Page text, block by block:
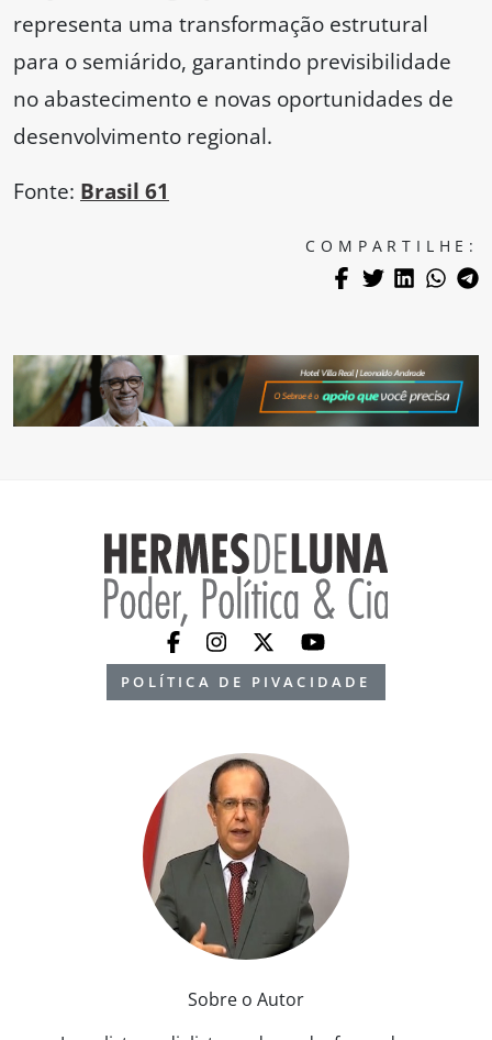
representa uma transformação estrutural
para o semiárido, garantindo previsibilidade
no abastecimento e novas oportunidades de
desenvolvimento regional.
Fonte: Brasil 61
COMPARTILHE:
POLÍTICA DE PIVACIDADE
Sobre o Autor